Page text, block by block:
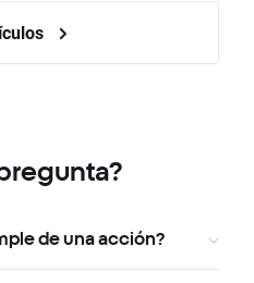
de una acción?